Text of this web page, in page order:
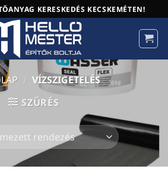
KERESKEDÉS KECSKEMÉTEN!
/ VÍZSZIGETELÉS
SZŰRÉS